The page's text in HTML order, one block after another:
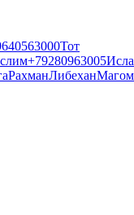
Тот
+79280963005
РахманЛибехан